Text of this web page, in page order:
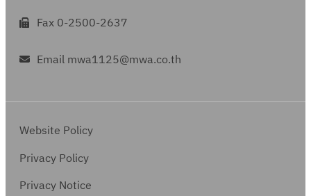
Fax 0-2500-2637
Email mwa1125@mwa.co.th
Website Policy
Privacy Policy
Privacy Notice